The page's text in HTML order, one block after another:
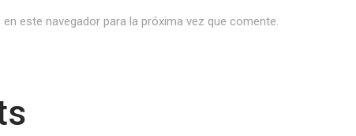
este navegador para la próxima vez que comente.